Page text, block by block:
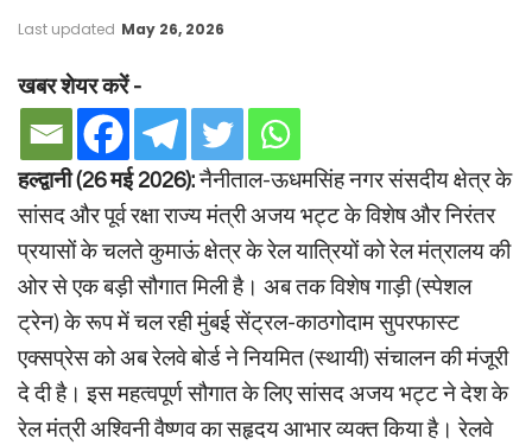
Last updated May 26, 2026
खबर शेयर करें -
हल्द्वानी (26 मई 2026):नैनीताल-ऊधमसिंह नगर संसदीय क्षेत्र के
सांसद और पूर्व रक्षा राज्य मंत्री अजय भट्ट के विशेष और निरंतर
प्रयासों के चलते कुमाऊं क्षेत्र के रेल यात्रियों को रेल मंत्रालय की
ओर से एक बड़ी सौगात मिली है। अब तक विशेष गाड़ी (स्पेशल
ट्रेन) के रूप में चल रही मुंबई सेंट्रल-काठगोदाम सुपरफास्ट
एक्सप्रेस को अब रेलवे बोर्ड ने नियमित (स्थायी) संचालन की मंजूरी
दे दी है। इस महत्वपूर्ण सौगात के लिए सांसद अजय भट्ट ने देश के
रेल मंत्री अश्विनी वैष्णव का सहृदय आभार व्यक्त किया है। रेलवे